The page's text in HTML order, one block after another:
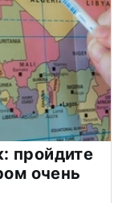
пройдите
очень